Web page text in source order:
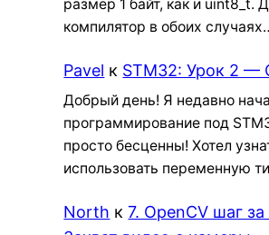
размер 1 байт, как и uint8_t.
компилятор в обоих
Pavel к STM32: Урок 2 —
Добрый день! Я недавно
программирование под
просто бесценны! Хотел
использовать переменную
North к7. OpenCV шаг